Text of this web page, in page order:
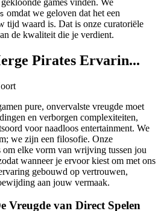
omdat we geloven dat het een
tijd waard is. Dat is onze curatoriële
de kwaliteit die je verdient.
Pirates Ervarin...
pure, onvervalste vreugde moet
en verborgen complexiteiten,
voor naadloos entertainment. We
we zijn een filosofie. Onze
elke vorm van wrijving tussen jou
wanneer je ervoor kiest om met ons
gebouwd op vertrouwen,
aan jouw vermaak.
Vreugde van Direct Spelen